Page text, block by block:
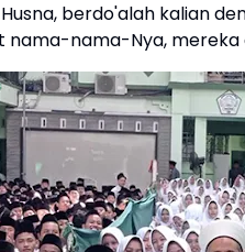
Husna, berdo'alah kalian
nama-nama-Nya,